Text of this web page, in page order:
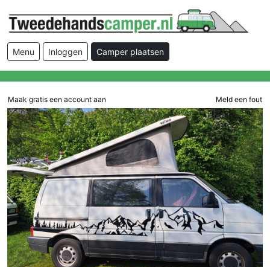
Menu Inloggen Camper plaatsen
Maak gratis een account aan Meld een fout